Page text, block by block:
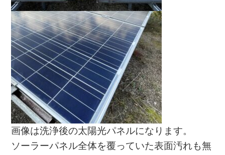
画像は洗浄後の太陽光パネルになります。
ソーラーパネル全体を覆っていた表面汚れも無